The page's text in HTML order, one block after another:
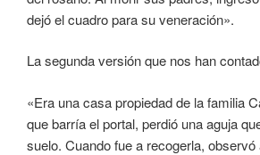
dejó el cuadro para su veneración».
La segunda versión que nos han
«Era una casa propiedad de la familia
que barría el portal, perdió una aguja
suelo. Cuando fue a recogerla,